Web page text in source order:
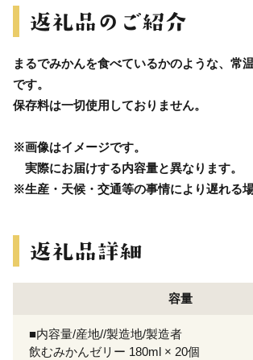
まるでみかんを食べているかのような、常
です。
保存料は一切使用しておりません。
※画像はイメージです。
実際にお届けする内容量と異なります。
※生産・天候・交通等の事情により遅れる場
容量
■内容量/産地//製造地/製造者
飲むみかんゼリー 180ml × 20個